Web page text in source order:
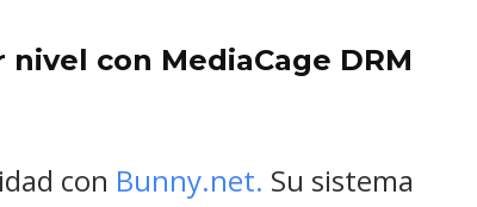
nivel con MediaCage DRM
con Bunny.net. Su sistema